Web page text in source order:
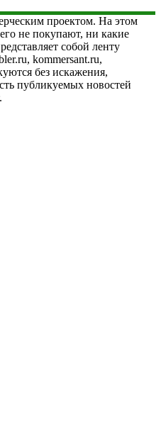
проектом. На этом
не покупают, ни какие
собой ленту
kommersant.ru,
без искажения,
публикуемых новостей